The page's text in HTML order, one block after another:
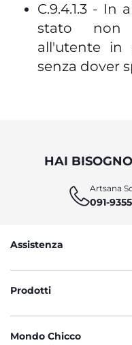
C.9.4.1.3 - In
stato non
all'utente in
senza dover
HAI
Artsana
091-
Assistenza
Prodotti
Mondo Chicco